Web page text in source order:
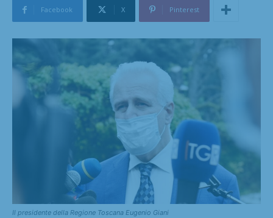
Facebook X Pinterest
Il presidente della Regione Toscana Eugenio Giani